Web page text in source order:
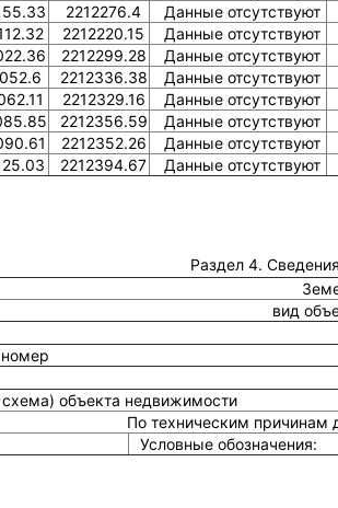
2212276.4
Данные отсутствуют
2212220.15
Данные отсутствуют
2212299.28
Данные отсутствуют
2212336.38
Данные отсутствуют
2212329.16
Данные отсутствуют
2212356.59
Данные отсутствуют
2212352.26
Данные отсутствуют
2212394.67 Данные отсутствуют
Раздел 4.
вид
объекта недвижимости
По техническим причинам
Условные обозначения: